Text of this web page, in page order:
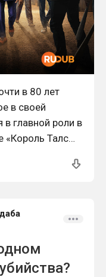
в 80 лет
в своей
в главной роли в
Талсы»